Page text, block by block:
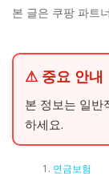
본 글은 쿠팡 파트
⚠ 중요 안내
본 정보는 일반
하세요.
연금보험